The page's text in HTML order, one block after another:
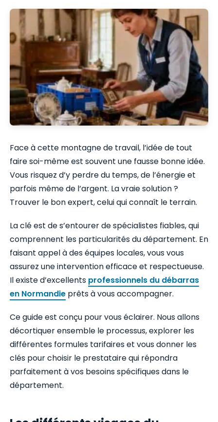
Face à cette montagne de travail, l’idée de tout
faire soi-même est souvent une fausse bonne idée.
Vous risquez d’y perdre du temps, de l’énergie et
parfois même de l’argent. La vraie solution ?
Trouver le bon expert, celui qui connaît le terrain.
La clé est de s’entourer de spécialistes fiables, qui
comprennent les particularités du département. En
faisant appel à des équipes locales, vous vous
assurez une intervention efficace et respectueuse.
Il existe d’excellents professionnels du débarras
en Normandie prêts à vous accompagner.
Ce guide est conçu pour vous éclairer. Nous allons
décortiquer ensemble le processus, explorer les
différentes formules tarifaires et vous donner les
clés pour choisir le prestataire qui répondra
parfaitement à vos besoins spécifiques dans le
département.